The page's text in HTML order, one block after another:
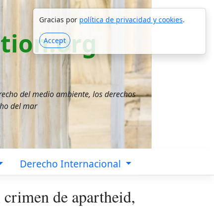
Gracias por política de privacidad y cookies.
Accept
del medio ambiente, los derechos
del mar
Derecho Internacional
de apartheid,